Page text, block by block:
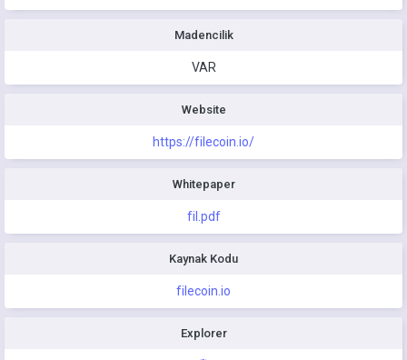
Madencilik
VAR
Website
https://filecoin.io/
Whitepaper
fil.pdf
Kaynak Kodu
filecoin.io
Explorer